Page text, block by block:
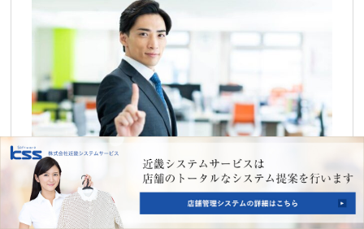
店舗管理システムを導入する際には、以下のような